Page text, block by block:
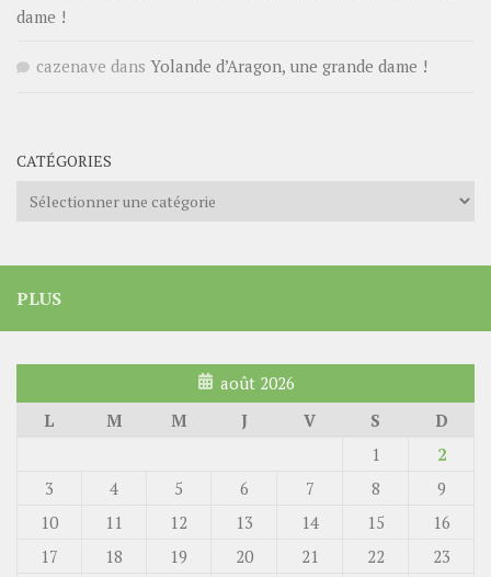
dame !
cazenave dans Yolande d’Aragon, une grande dame !
CATÉGORIES
Catégories
PLUS
août 2026
L
M M J V S
D
1
2
3
4 5 6 7 8
9
10
11 12 13 14 15
16
17
18 19 20 21 22
23